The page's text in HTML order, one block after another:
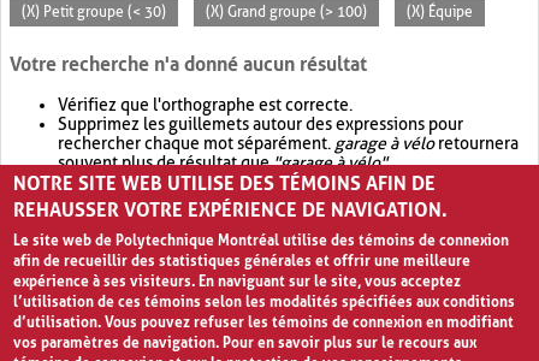
(X) Petit groupe (< 30) (X) Grand groupe (> 100) (X) Équipe
Votre recherche n'a donné aucun résultat
Vérifiez que l'orthographe est correcte.
Supprimez les guillemets autour des expressions pour
rechercher chaque mot séparément. garage à véloretournera
souvent plus de résultat que"garage à vélo".
Envisagez d'élargir votre recherche avec OR.garage OR vélo
retournera souvent plus de résultat quegarage à vélo
NOTRE SITE WEB UTILISE DES TÉMOINS AFIN DE
REHAUSSER VOTRE EXPÉRIENCE DE NAVIGATION.
Le site web de Polytechnique Montréal utilise des témoins de connexion
afin de recueillir des statistiques générales et offrir une meilleure
expérience à ses visiteurs. En naviguant sur le site, vous acceptez
l’utilisation de ces témoins selon les modalités spécifiées aux conditions
d’utilisation. Vous pouvez refuser les témoins de connexion en modifiant
vos paramètres de navigation. Pour en savoir plus sur le recours aux